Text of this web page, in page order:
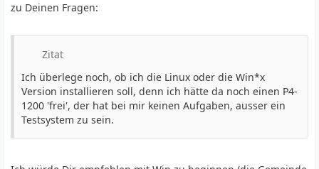
zu Deinen Fragen:
Zitat
Ich überlege noch, ob ich die Linux oder die Win*x
Version installieren soll, denn ich hätte da noch einen P4-
1200 'frei', der hat bei mir keinen Aufgaben, ausser ein
Testsystem zu sein.